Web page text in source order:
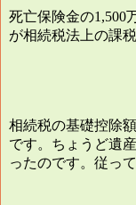
死亡保険金の1,500
が相続税法上の課税
相続税の基礎控除額
です。ちょうど遺
ったのです。従っ